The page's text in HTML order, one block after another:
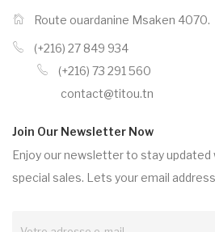
Route ouardanine Msaken 4070.
(+216) 27 849 934
(+216) 73 291 560
contact@titou.tn
Join Our Newsletter Now
Enjoy our newsletter to stay
special sales. Lets your email